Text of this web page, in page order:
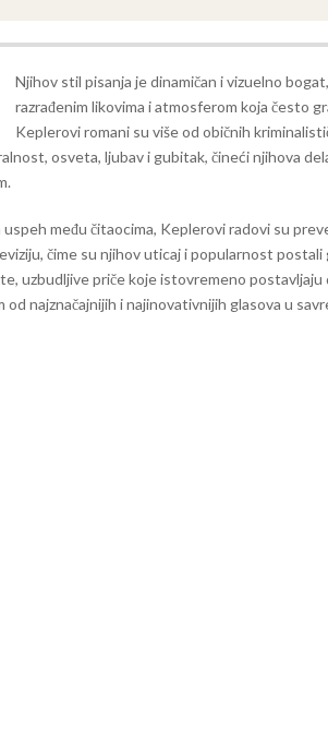
Njihov stil pisanja je dinamičan i vizuelno
razrađenim likovima i atmosferom koja često
Keplerovi romani su više od običnih
osveta, ljubav i gubitak, čineći njihova
među čitaocima, Keplerovi radovi su
čime su njihov uticaj i popularnost postali
uzbudljive priče koje istovremeno postavljaju
od najznačajnijih i najinovativnijih glasova u